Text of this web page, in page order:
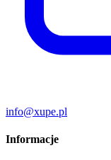
info@xupe.pl
Informacje